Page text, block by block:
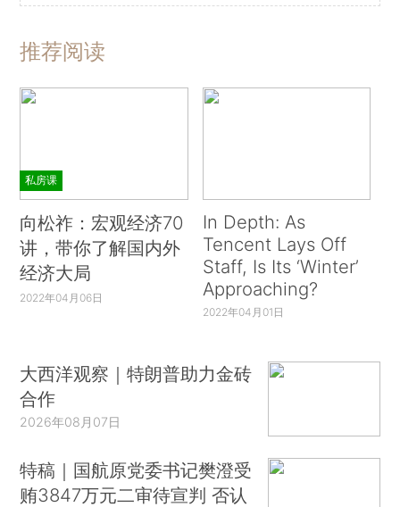
推荐阅读
私房课
向松祚：宏观经济70
讲，带你了解国内外
经济大局
2022年04月06日
In Depth: As
Tencent Lays Off
Staff, Is Its ‘Winter’
Approaching?
2022年04月01日
大西洋观察｜特朗普助力金砖
合作
2026年08月07日
特稿｜国航原党委书记樊澄受
贿3847万元二审待宣判 否认